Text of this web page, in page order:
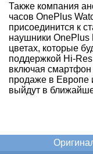
Также компания
часов OnePlus
присоединится к
наушники OnePlus
цветах, которые
поддержкой Hi-
включая смартфон
продаже в
выйдут в